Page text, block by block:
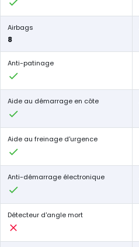
Airbags
8
Anti-patinage
Aide au démarrage en côte
Aide au freinage d'urgence
Anti-démarrage électronique
Détecteur d'angle mort